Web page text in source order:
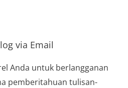
via Email
Anda untuk berlangganan
pemberitahuan tulisan-